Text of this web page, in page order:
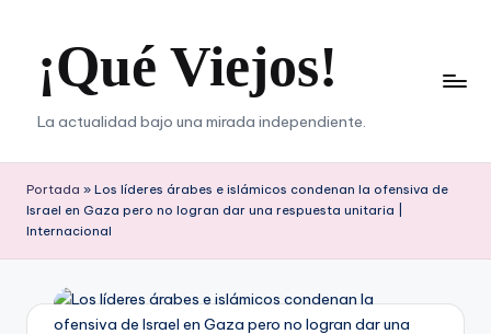
contenido¡Qué Viejos!
La actualidad bajo una mirada independiente.
Portada » Los líderes árabes e islámicos condenan la ofensiva de
Israel en Gaza pero no logran dar una respuesta unitaria |
Internacional